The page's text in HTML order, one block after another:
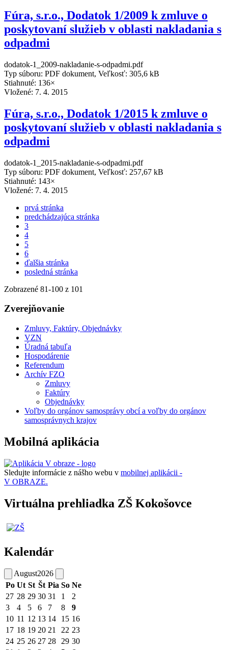
Fúra, s.r.o., Dodatok 1/2009 k zmluve o
poskytovaní služieb v oblasti nakladania s
odpadmi
dodatok-1_2009-nakladanie-s-odpadmi.pdf
Typ súboru: PDF dokument, Veľkosť: 305,6 kB
Stiahnuté: 136×
Vložené: 7. 4. 2015
Fúra, s.r.o., Dodatok 1/2015 k zmluve o
poskytovaní služieb v oblasti nakladania s
odpadmi
dodatok-1_2015-nakladanie-s-odpadmi.pdf
Typ súboru: PDF dokument, Veľkosť: 257,67 kB
Stiahnuté: 143×
Vložené: 7. 4. 2015
prvá stránka
predchádzajúca stránka
3
4
5
6
ďalšia stránka
posledná stránka
Zobrazené 81-100 z 101
Zverejňovanie
Zmluvy, Faktúry, Objednávky
VZN
Úradná tabuľa
Hospodárenie
Referendum
Archív FZO
Zmluvy
Faktúry
Objednávky
Voľby do orgánov samosprávy obcí a voľby do orgánov
samosprávnych krajov
Mobilná aplikácia
Sledujte informácie z nášho webu v mobilnej aplikácii -
V OBRAZE.
Virtuálna prehliadka ZŠ Kokošovce
Kalendár
August2026
Po Ut St Št Pia So Ne
27 28 29 30 31 1
2
3
4 5 6 7 8
9
10 11 12 13 14 15 16
17 18 19 20 21 22 23
24 25 26 27 28 29 30